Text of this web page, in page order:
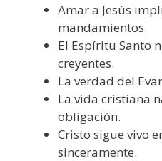
Amar a Jesús
mandamientos.
El Espíritu Santo
creyentes.
La verdad del
La vida cristiana
obligación.
Cristo sigue vivo
sinceramente.